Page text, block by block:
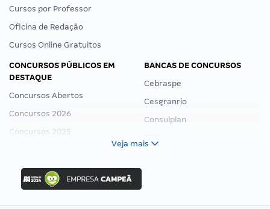
Cursos por Professor
Oficina de Redação
Cursos Online Gratuitos
CONCURSOS PÚBLICOS EM
DESTAQUE
Concursos Abertos
Concursos 2026
Concursos 2025
Concurso Ibama
Concurso MPU
Editais publicados
BANCAS DE CONCURSOS
Cebraspe
Cesgranrio
Consulplan
Veja mais